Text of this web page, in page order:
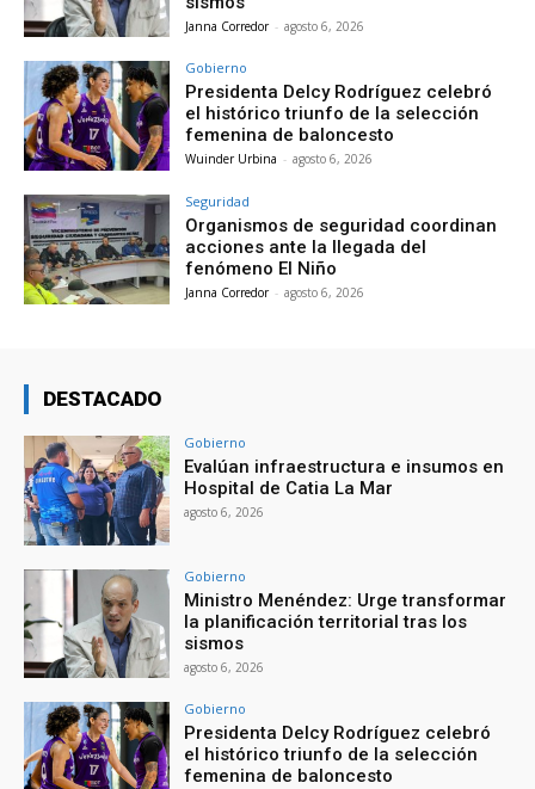
Janna Corredor - agosto 6, 2026
Gobierno
Presidenta Delcy Rodríguez celebró
el histórico triunfo de la selección
femenina de baloncesto
Wuinder Urbina - agosto 6, 2026
Seguridad
Organismos de seguridad coordinan
acciones ante la llegada del
fenómeno El Niño
Janna Corredor - agosto 6, 2026
DESTACADO
Gobierno
Evalúan infraestructura e insumos en
Hospital de Catia La Mar
agosto 6, 2026
Gobierno
Ministro Menéndez: Urge transformar
la planificación territorial tras los
sismos
agosto 6, 2026
Gobierno
Presidenta Delcy Rodríguez celebró
el histórico triunfo de la selección
femenina de baloncesto